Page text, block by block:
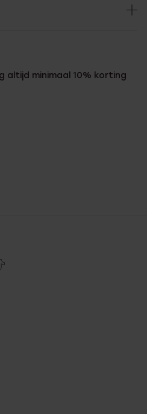
altijd minimaal 10% korting